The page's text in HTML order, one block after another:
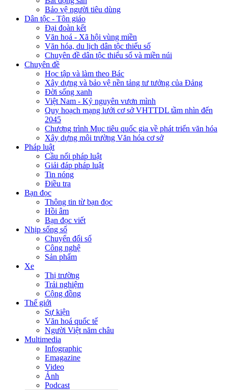
Bảo vệ người tiêu dùng
Dân tộc - Tôn giáo
Đại đoàn kết
Văn hoá - Xã hội vùng miền
Văn hóa, du lịch dân tộc thiểu số
Chuyên đề dân tộc thiểu số và miền núi
Chuyên đề
Học tập và làm theo Bác
Xây dựng và bảo vệ nền tảng tư tưởng của Đảng
Đời sống xanh
Việt Nam - Kỷ nguyên vươn mình
Quy hoạch mạng lưới cơ sở VHTTDL tầm nhìn đến
2045
Chương trình Mục tiêu quốc gia về phát triển văn hóa
Xây dựng môi trường Văn hóa cơ sở
Pháp luật
Cầu nối pháp luật
Giải đáp pháp luật
Tin nóng
Điều tra
Bạn đọc
Thông tin từ bạn đọc
Hồi âm
Bạn đọc viết
Nhịp sống số
Chuyển đổi số
Công nghệ
Sản phẩm
Xe
Thị trường
Trải nghiệm
Cộng đồng
Thế giới
Sự kiện
Văn hoá quốc tế
Người Việt năm châu
Multimedia
Infographic
Emagazine
Video
Ảnh
Podcast